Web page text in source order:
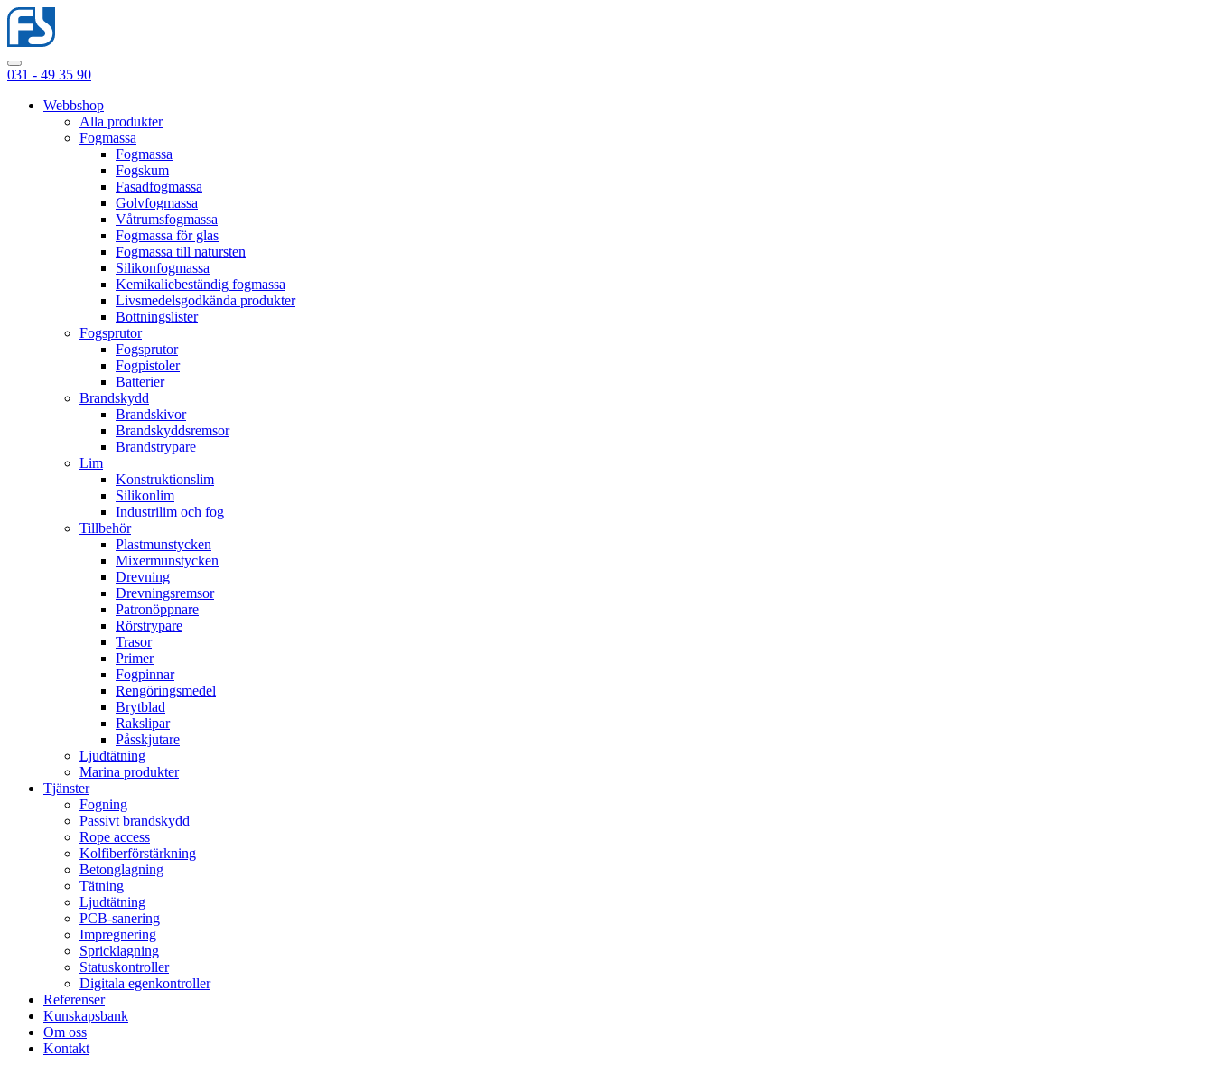
031 - 49 35 90
Webbshop
Alla produkter
Fogmassa
Fogmassa
Fogskum
Fasadfogmassa
Golvfogmassa
Våtrumsfogmassa
Fogmassa för glas
Fogmassa till natursten
Silikonfogmassa
Kemikaliebeständig fogmassa
Livsmedelsgodkända produkter
Bottningslister
Fogsprutor
Fogsprutor
Fogpistoler
Batterier
Brandskydd
Brandskivor
Brandskyddsremsor
Brandstrypare
Lim
Konstruktionslim
Silikonlim
Industrilim och fog
Tillbehör
Plastmunstycken
Mixermunstycken
Drevning
Drevningsremsor
Patronöppnare
Rörstrypare
Trasor
Primer
Fogpinnar
Rengöringsmedel
Brytblad
Rakslipar
Påsskjutare
Ljudtätning
Marina produkter
Tjänster
Fogning
Passivt brandskydd
Rope access
Kolfiberförstärkning
Betonglagning
Tätning
Ljudtätning
PCB-sanering
Impregnering
Spricklagning
Statuskontroller
Digitala egenkontroller
Referenser
Kunskapsbank
Om oss
Kontakt